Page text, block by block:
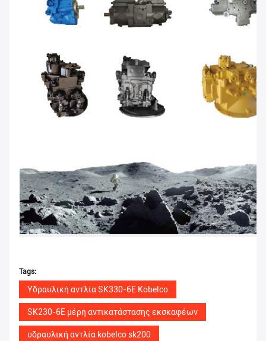
Tags:
Υδραυλική αντλία SK330-6E Kobelco
SK230-6E μέρη αντικατάστασης εκσκαφέων
υδραυλική αντλία kobelco sk200